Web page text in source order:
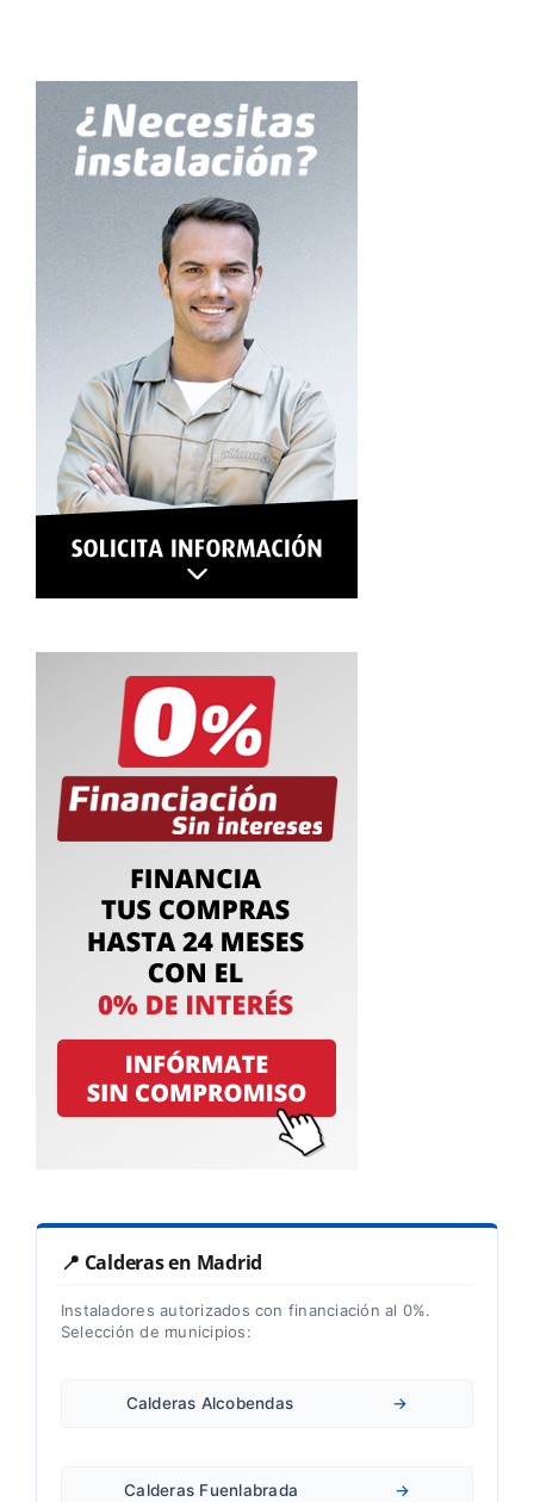
📍 Calderas en Madrid
Instaladores autorizados con financiación al 0%.
Selección de municipios:
Calderas Alcobendas →
Calderas Fuenlabrada →